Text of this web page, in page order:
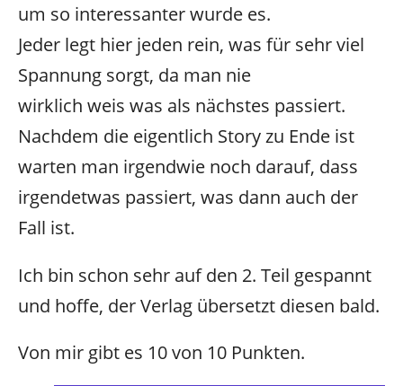
um so interessanter wurde es.
Jeder legt hier jeden rein, was für sehr viel
Spannung sorgt, da man nie
wirklich weis was als nächstes passiert.
Nachdem die eigentlich Story zu Ende ist
warten man irgendwie noch darauf, dass
irgendetwas passiert, was dann auch der
Fall ist.
Ich bin schon sehr auf den 2. Teil gespannt
und hoffe, der Verlag übersetzt diesen bald.
Von mir gibt es 10 von 10 Punkten.